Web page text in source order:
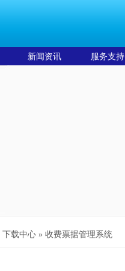
新闻资讯 服务支持
下载中心 » 收费票据管理系统